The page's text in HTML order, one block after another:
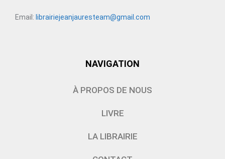
Email: librairiejeanjauresteam@gmail.com
NAVIGATION
À PROPOS DE NOUS
LIVRE
LA LIBRAIRIE